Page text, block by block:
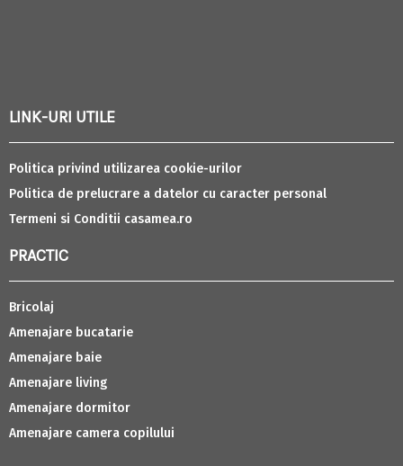
LINK-URI UTILE
Politica privind utilizarea cookie-urilor
Politica de prelucrare a datelor cu caracter personal
Termeni si Conditii casamea.ro
PRACTIC
Bricolaj
Amenajare bucatarie
Amenajare baie
Amenajare living
Amenajare dormitor
Amenajare camera copilului